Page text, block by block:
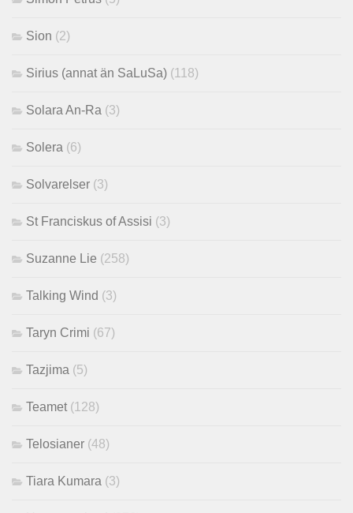
Sion (2)
Sirius (annat än SaLuSa) (118)
Solara An-Ra (3)
Solera (6)
Solvarelser (3)
St Franciskus of Assisi (3)
Suzanne Lie (258)
Talking Wind (3)
Taryn Crimi (67)
Tazjima (5)
Teamet (128)
Telosianer (48)
Tiara Kumara (3)